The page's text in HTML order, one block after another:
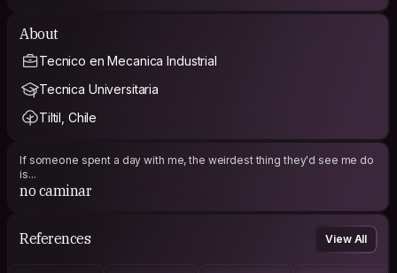
About
Tecnico en Mecanica Industrial
Tecnica Universitaria
Tiltil, Chile
If someone spent a day with me, the weirdest thing they'd see me do
is...
no caminar
References View All